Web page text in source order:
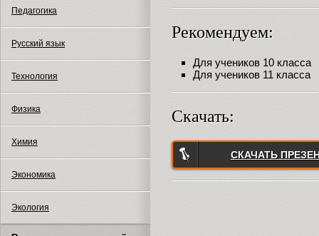
Педагогика
Русский язык
Технология
Физика
Химия
Экономика
Экология
Рекомендуем:
Для учеников 10 класса
Для учеников 11 класса
Скачать:
СКАЧАТЬ